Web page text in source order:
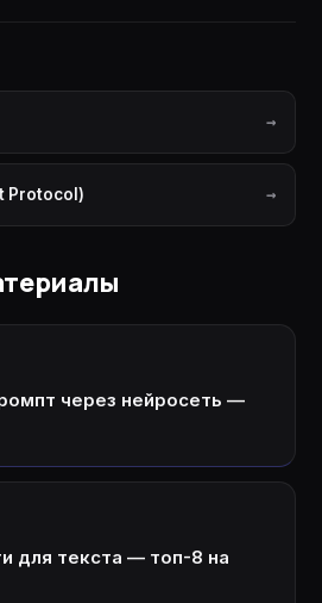
Protocol)
через нейросеть —
для текста — топ-8 на